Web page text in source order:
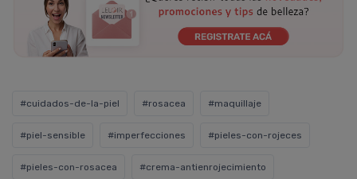
#cuidados-de-la-piel #rosacea #maquillaje
#piel-sensible #imperfecciones #pieles-con-rojeces
#pieles-con-rosacea #crema-antienrojecimiento